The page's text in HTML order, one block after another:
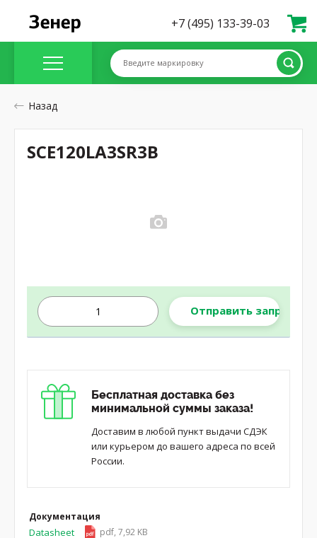
+7 (495) 133-39-03
Введите маркировку
Назад
Отправить запрос
Бесплатная доставка без
минимальной суммы заказа!
Доставим в любой пункт выдачи СДЭК
или курьером до вашего адреса по всей
России.
Документация
Datasheet pdf, 7,92 KB
SCE120LA3SR3B